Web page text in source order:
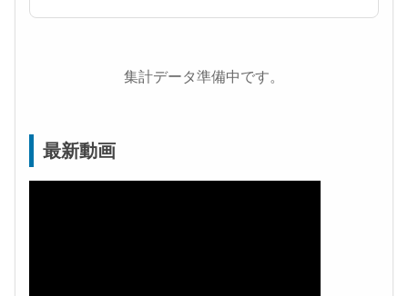
集計データ準備中です。
最新動画